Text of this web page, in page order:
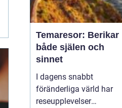
Temaresor: Berikar
både själen och
sinnet
I dagens snabbt
föränderliga värld har
reseupplevelser